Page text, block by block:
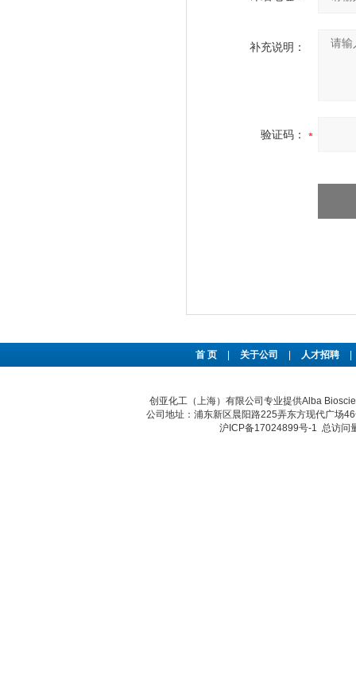
补充说明：
验证码：
首 页 关于公司 人才招聘
创亚化工（上海）有限公司专业提供Alba
公司地址：浦东新区晨阳路225弄东方现代广场
沪ICP备17024899号-1 总访问